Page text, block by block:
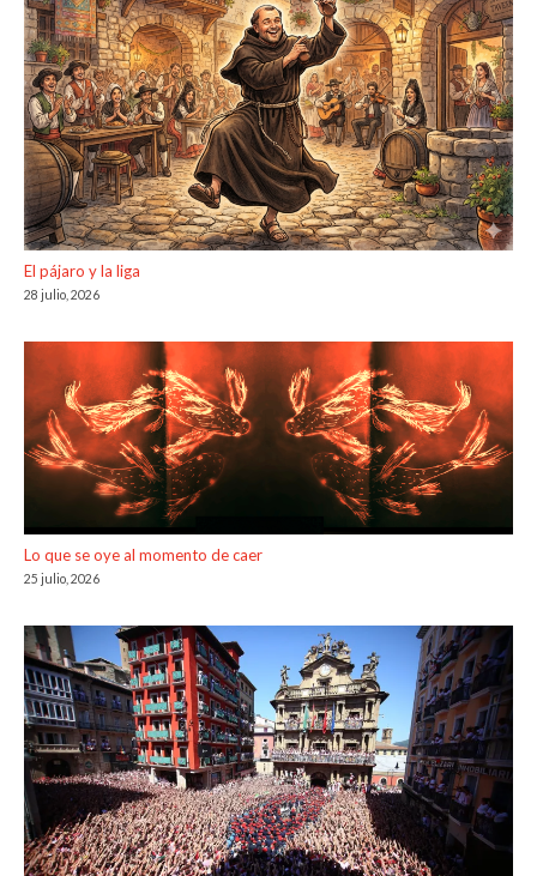
El pájaro y la liga
28 julio, 2026
Lo que se oye al momento de caer
25 julio, 2026